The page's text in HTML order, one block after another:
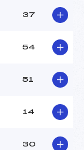
37
54
51
14
30